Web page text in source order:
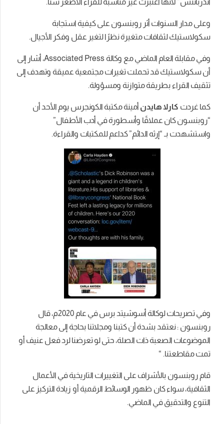
أندربانتس” لأنها اعتبرت غير مناسبة للقراء الأصغر سنًا.
وعلى مدار السنوات أثر روبنسون على كيفية استجابة
سكولاستيك لثقافات متغيرة نظرًا لتغير عقل وفكر الأجيال.
وفي مقابلة العام الماضي مع وكالة Associated Press، أشار إلى
أن سكولاستيك قد تحملت تغيرات مجتمعية عميقة وتهدف إلى
تثقيف القراء بطريقة متوازنة ومسؤولة.
كما غردت كارلا هايدن أمينة مكتبة الكونجرس يوم الأحد أن
“روبنسون كان عملاقًا وأسطورة في أدب الأطفال”
واستشهدت بـ “إرثه الدائم” كداعم للمكتبات والقراءة.
وفي تصريحات لوكالة أسوشيتد برس في عام 2020م، قال
روبنسون :نعتقد بشدة أن كتبنا ومجلاتنا بحاجة إلى معالجة
الموضوعات الصعبة ذات الصلة، حتى لو تعرضنا لرد فعل عنيف أو
تمت مقاطعتنا. “
قام روبنسون بالأشراف على التغييرات التاريخية في الأعمال
الثقافية، سواء كان ظهور الوسائط الرقمية أو زيادة التركيز على
التنوع والتدقيق في الماضي.